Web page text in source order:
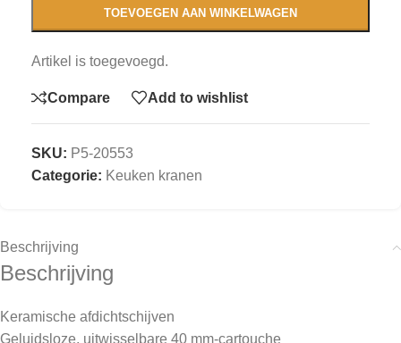
TOEVOEGEN AAN WINKELWAGEN
Artikel is toegevoegd.
Compare Add to wishlist
SKU: P5-20553
Categorie: Keuken kranen
Beschrijving
Beschrijving
Keramische afdichtschijven
Geluidsloze, uitwisselbare 40 mm-cartouche